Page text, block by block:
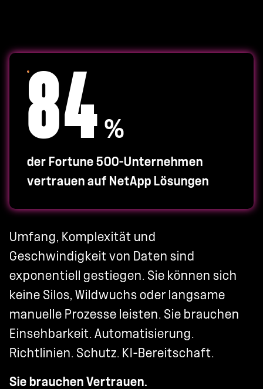
84 %
der Fortune 500-Unternehmen
vertrauen auf NetApp Lösungen
Umfang, Komplexität und
Geschwindigkeit von Daten sind
exponentiell gestiegen. Sie können sich
keine Silos, Wildwuchs oder langsame
manuelle Prozesse leisten. Sie brauchen
Einsehbarkeit. Automatisierung.
Richtlinien. Schutz. KI-Bereitschaft.
Sie brauchen Vertrauen.